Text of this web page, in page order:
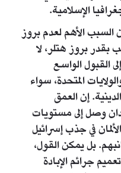
الإسلامية.
السبب الأهم لعدم بروز
بقدر بروز هتلر، لا
القبول الواسع
المتحدة، سواء
إن العمق
وصل إلى مستويات
في جذب إسرائيل
بل يمكن القول،
جرائم الإبادة